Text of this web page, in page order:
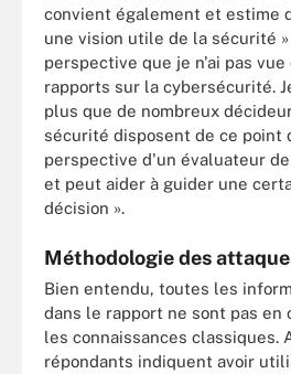
convient également et estime
une vision utile de la sécurité »
perspective que je n'ai pas vue
rapports sur la cybersécurité.
plus que de nombreux
sécurité disposent de ce point
perspective d'un évaluateur
et peut aider à guider une
décision ».
Méthodologie des
Bien entendu, toutes les
dans le rapport ne sont pas en
les connaissances classiques.
répondants indiquent avoir